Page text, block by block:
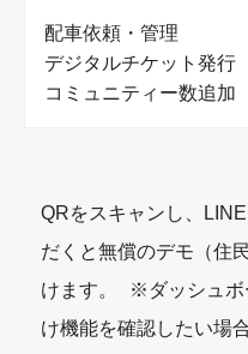
配車依頼・管理
デジタルチケット発行
コミュニティー数追加
QRをスキャンし、
だくと無償のデモ（住
けます。 ※ダッシュボ
け機能を確認したい場